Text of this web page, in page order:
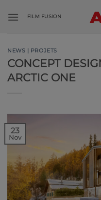
au
FILM FUSION
NEWS | PROJETS
CONCEPT
ARCTIC ONE
23
Nov